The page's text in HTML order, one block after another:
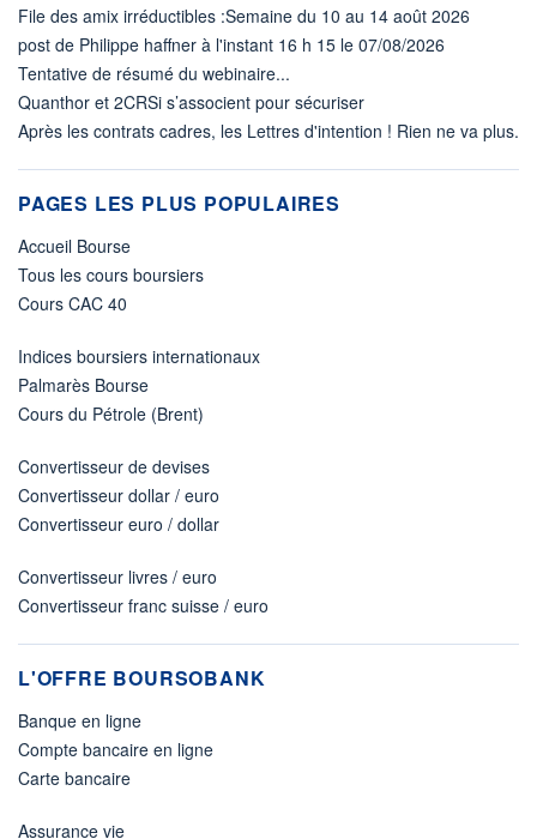
File des amix irréductibles :Semaine du 10 au 14 août 2026
post de Philippe haffner à l'instant 16 h 15 le 07/08/2026
Tentative de résumé du webinaire...
Quanthor et 2CRSi s’associent pour sécuriser
Après les contrats cadres, les Lettres d'intention ! Rien ne va plus.
PAGES LES PLUS POPULAIRES
Accueil Bourse
Tous les cours boursiers
Cours CAC 40
Indices boursiers internationaux
Palmarès Bourse
Cours du Pétrole (Brent)
Convertisseur de devises
Convertisseur dollar / euro
Convertisseur euro / dollar
Convertisseur livres / euro
Convertisseur franc suisse / euro
L'OFFRE BOURSOBANK
Banque en ligne
Compte bancaire en ligne
Carte bancaire
Assurance vie